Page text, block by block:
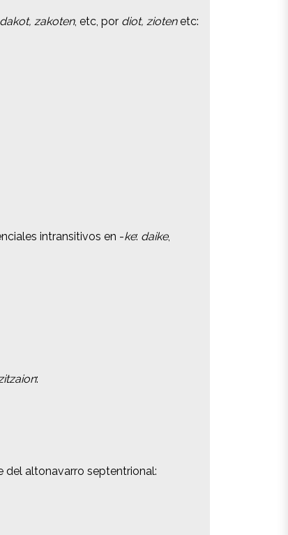
dakot, zakoten, etc, por diot, ziotenetc:
intransitivos en -ke: daike,
:
del altonavarro septentrional:
dakot, zakoten, etc, por diot, ziotenetc:
intransitivos en -ke: daike,
:
del altonavarro septentrional: